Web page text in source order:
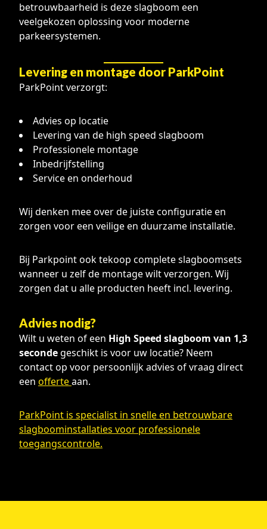
betrouwbaarheid is deze slagboom een
veelgekozen oplossing voor moderne
parkeersystemen.
Levering en montage door ParkPoint
ParkPoint verzorgt:
Advies op locatie
Levering van de high speed slagboom
Professionele montage
Inbedrijfstelling
Service en onderhoud
Wij denken mee over de juiste configuratie en
zorgen voor een veilige en duurzame installatie.
Bij Parkpoint ook tekoop complete slagboomsets
wanneer u zelf de montage wilt verzorgen. Wij
zorgen dat u alle producten heeft incl. levering.
Advies nodig?
Wilt u weten of een High Speed slagboom van 1,3
secondegeschikt is voor uw locatie? Neem
contact op voor persoonlijk advies of vraag direct
een offerteaan.
ParkPoint is specialist in snelle en betrouwbare
slagboominstallaties voor professionele
toegangscontrole.